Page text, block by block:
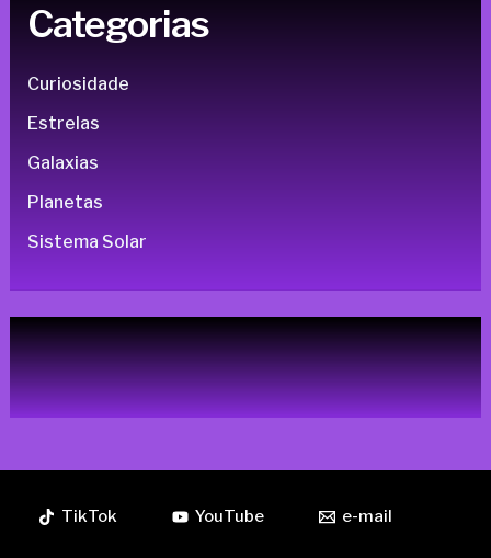
Categorias
Curiosidade
Estrelas
Galaxias
Planetas
Sistema Solar
TikTok YouTube e-mail